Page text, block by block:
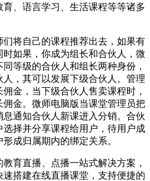
、语言学习、生活课程等等诸多
将自己的课程推荐出去，如果有
时如果，你成为组长和合伙人，微
等级的合伙人和组长两种身份，
，其可以发展下级合伙人。管理
金，当下级合伙人售卖课程时，
金。微师电脑版当课堂管理员把
通知合伙人新课进入分销。合伙
选择并分享课程给用户，待用户成
成归属期内的绑定关系。
育直播、点播一站式解决方案，
搭建在线直播课堂，支持便捷的